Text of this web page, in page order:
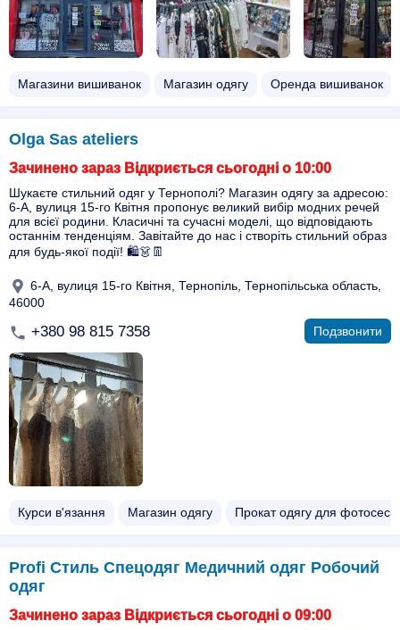
Магазини вишиванок Магазин одягу Оренда вишиванок
Olga Sas ateliers
Зачинено зараз Відкриється сьогодні о 10:00
Шукаєте стильний одяг у Тернополі? Магазин одягу за адресою:
6-А, вулиця 15-го Квітня пропонує великий вибір модних речей
для всієї родини. Класичні та сучасні моделі, що відповідають
останнім тенденціям. Завітайте до нас і створіть стильний образ
для будь-якої події! 🛍️👗👖
6-А, вулиця 15-го Квітня, Тернопіль, Тернопільська область,
46000
+380 98 815 7358 Подзвонити
Курси в'язання Магазин одягу Прокат одягу для фотосесій
Profi Стиль Спецодяг Медичний одяг Робочий
одяг
Зачинено зараз Відкриється сьогодні о 09:00